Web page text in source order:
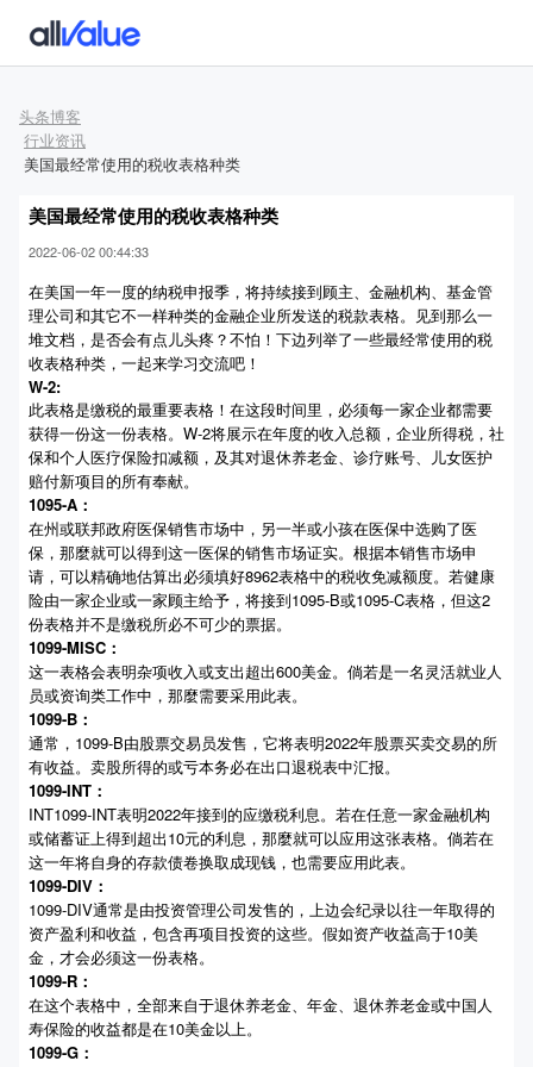
头条博客
行业资讯
美国最经常使用的税收表格种类
美国最经常使用的税收表格种类
2022-06-02 00:44:33
在美国一年一度的纳税申报季，将持续接到顾主、金融机构、基金管
理公司和其它不一样种类的金融企业所发送的税款表格。见到那么一
堆文档，是否会有点儿头疼？不怕！下边列举了一些最经常使用的税
收表格种类，一起来学习交流吧！
W-2:
此表格是缴税的最重要表格！在这段时间里，必须每一家企业都需要
获得一份这一份表格。W-2将展示在年度的收入总额，企业所得税，社
保和个人医疗保险扣减额，及其对退休养老金、诊疗账号、儿女医护
赔付新项目的所有奉献。
1095-A：
在州或联邦政府医保销售市场中，另一半或小孩在医保中选购了医
保，那麼就可以得到这一医保的销售市场证实。根据本销售市场申
请，可以精确地估算出必须填好8962表格中的税收免减额度。若健康
险由一家企业或一家顾主给予，将接到1095-B或1095-C表格，但这2
份表格并不是缴税所必不可少的票据。
1099-MISC：
这一表格会表明杂项收入或支出超出600美金。倘若是一名灵活就业人
员或资询类工作中，那麼需要采用此表。
1099-B：
通常，1099-B由股票交易员发售，它将表明2022年股票买卖交易的所
有收益。卖股所得的或亏本务必在出口退税表中汇报。
1099-INT：
INT1099-INT表明2022年接到的应缴税利息。若在任意一家金融机构
或储蓄证上得到超出10元的利息，那麼就可以应用这张表格。倘若在
这一年将自身的存款债卷换取成现钱，也需要应用此表。
1099-DIV：
1099-DIV通常是由投资管理公司发售的，上边会纪录以往一年取得的
资产盈利和收益，包含再项目投资的这些。假如资产收益高于10美
金，才会必须这一份表格。
1099-R：
在这个表格中，全部来自于退休养老金、年金、退休养老金或中国人
寿保险的收益都是在10美金以上。
1099-G：